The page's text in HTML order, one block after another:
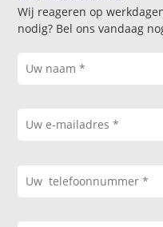
Wij reageren op
nodig? Bel ons vandaag